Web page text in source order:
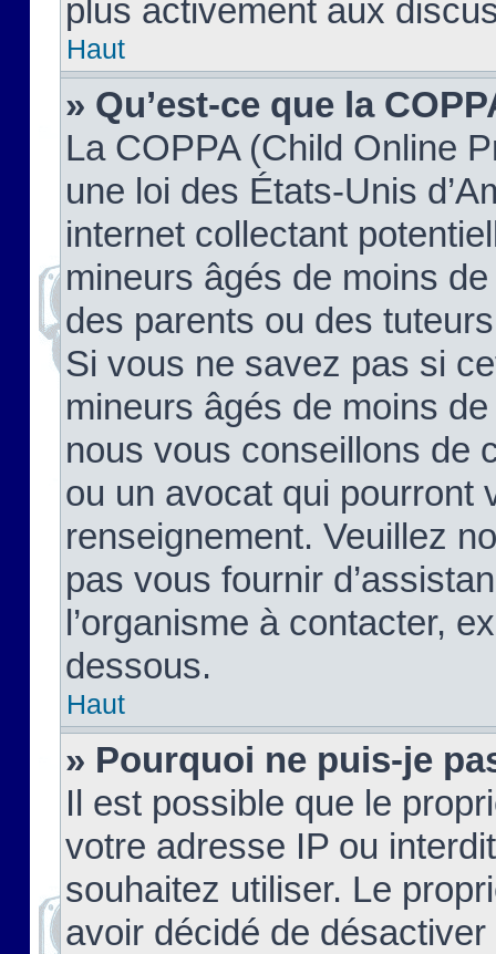
plus activement aux
Haut
» Qu’est-ce que la
La COPPA (Child Online
une loi des États-Unis
internet collectant
mineurs âgés de moins
des parents ou des
Si vous ne savez pas si
mineurs âgés de moins
nous vous conseillons de
ou un avocat qui pourront
renseignement. Veuillez
pas vous fournir
l’organisme à contacter,
dessous.
Haut
» Pourquoi ne puis-je
Il est possible que le
votre adresse IP ou
souhaitez utiliser. Le
avoir décidé de